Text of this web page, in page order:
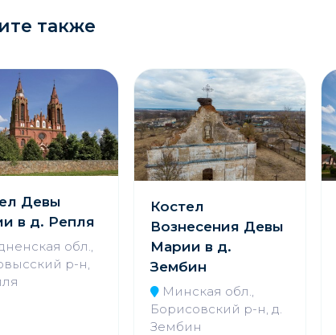
также
Девы
в д. Репля
обл.,
р-н,
Костел
Вознесения Девы
Марии в д.
Зембин
Минская обл.,
Борисовский р-н, д.
Зембин